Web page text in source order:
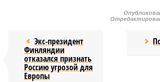
Экс-президент
Финляндии
отказался признать
Россию угрозой для
Европы